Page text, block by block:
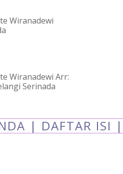
Wiranadewi
Wiranadewi Arr:
Serinada
| DAFTAR ISI |